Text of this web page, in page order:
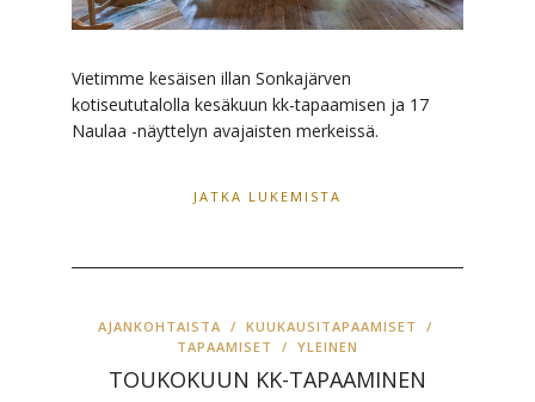
Vietimme kesäisen illan Sonkajärven
kotiseututalolla kesäkuun kk-tapaamisen ja 17
Naulaa -näyttelyn avajaisten merkeissä.
JATKA LUKEMISTA
AJANKOHTAISTA / KUUKAUSITAPAAMISET
/
TAPAAMISET
/ YLEINEN
TOUKOKUUN KK-TAPAAMINEN